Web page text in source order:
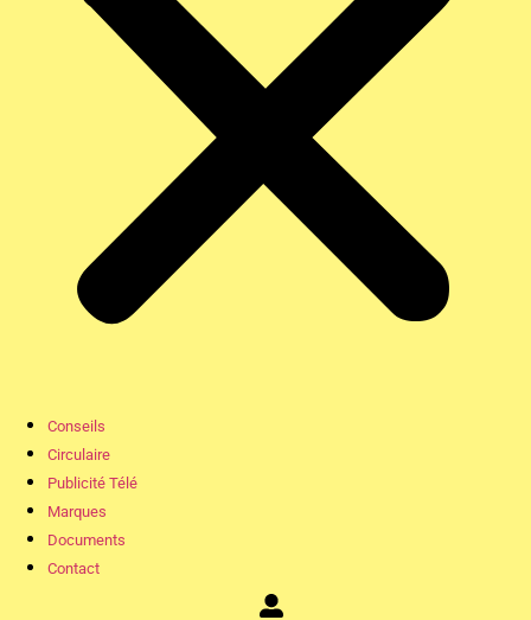
Conseils
Circulaire
Publicité Télé
Marques
Documents
Contact